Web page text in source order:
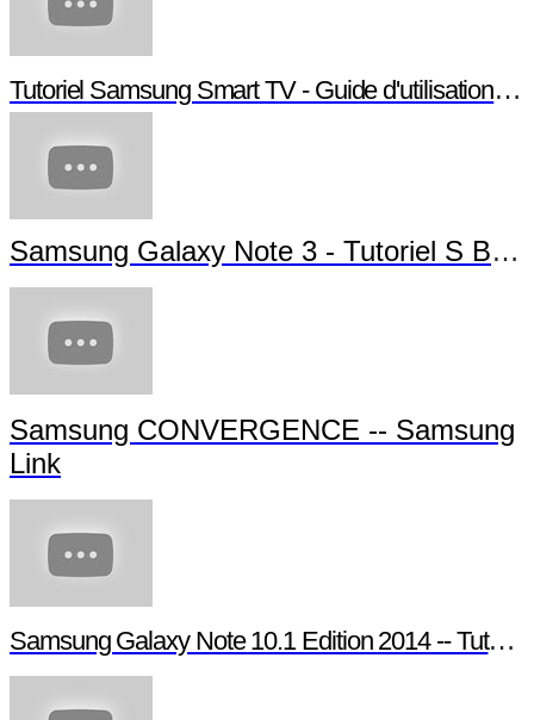
Tutoriel Samsung Smart TV - Guide d'utilisation
Samsung Galaxy Note 3 - Tutoriel S
Samsung CONVERGENCE -- Samsung
Link
Samsung Galaxy Note 10.1 Edition 2014 --